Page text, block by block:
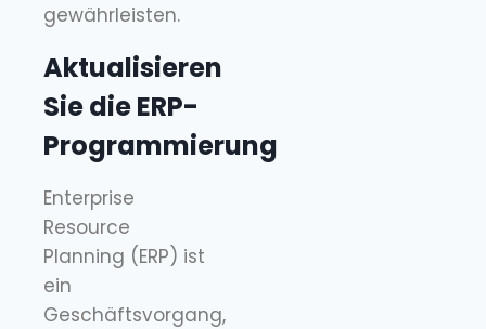
gewährleisten.
Aktualisieren
Sie die ERP-
Programmierung
Enterprise
Resource
Planning (ERP) ist
ein
Geschäftsvorgang,